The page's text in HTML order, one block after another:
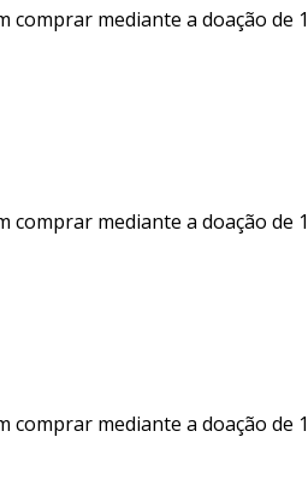
comprar mediante a doação de
comprar mediante a doação de
comprar mediante a doação de